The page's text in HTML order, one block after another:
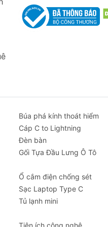
nghiệm
phải lo
ANSI,
hiệu chỉnh
ứng
chiếu,
Búa phá kính thoát hiểm
Cáp C to Lightning
Đèn bàn
Gối Tựa Đầu Lưng Ô Tô
Ổ cắm điện chống sét
Sạc Laptop Type C
Tủ lạnh mini
Tiện ích công nghệ